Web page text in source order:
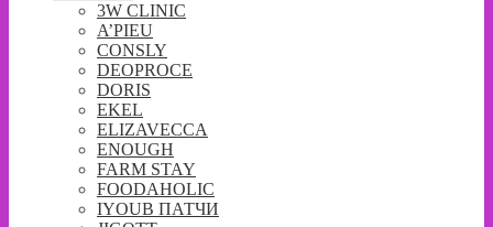
3W CLINIC
A’PIEU
CONSLY
DEOPROCE
DORIS
EKEL
ELIZAVECCA
ENOUGH
FARM STAY
FOODAHOLIC
IYOUB ПАТЧИ